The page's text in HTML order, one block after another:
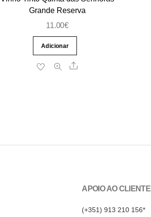
Grande Reserva
11.00€
Adicionar
Share
APOIO AO CLIENTE
(+351) 913 210 156*